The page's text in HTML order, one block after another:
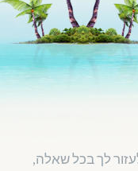
לך בכל שאלה,